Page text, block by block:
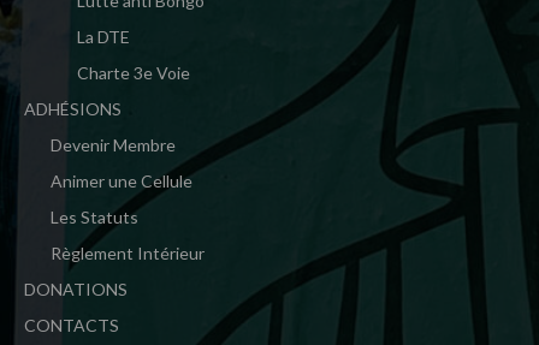
La DTE
Charte 3e Voie
ADHÉSIONS
Devenir Membre
Animer une Cellule
Les Statuts
Règlement Intérieur
DONATIONS
CONTACTS